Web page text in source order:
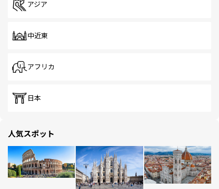
アジア
中近東
アフリカ
日本
人気スポット